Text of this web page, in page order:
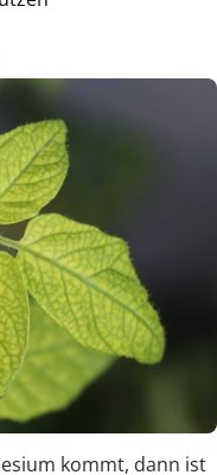
kommt, dann ist